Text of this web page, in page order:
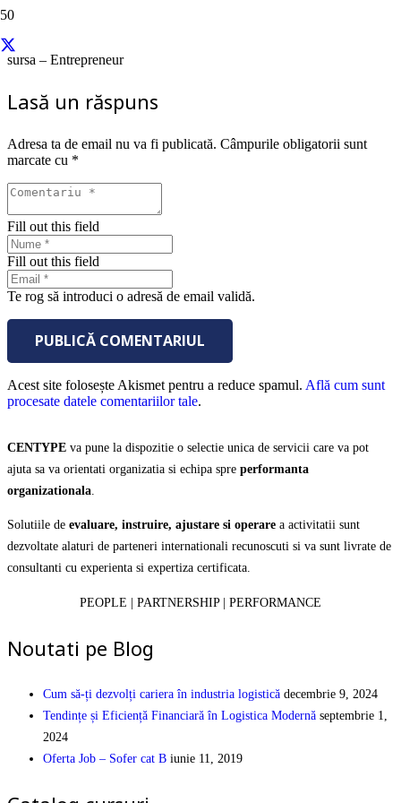
sursa – Entrepreneur
Lasă un răspuns
Adresa ta de email nu va fi publicată. Câmpurile obligatorii sunt
marcate cu *
Fill out this field
Fill out this field
Te rog să introduci o adresă de email validă.
PUBLICĂ COMENTARIUL
Acest site folosește Akismet pentru a reduce spamul. Află cum sunt
procesate datele comentariilor tale.
CENTYPE va pune la dispozitie o selectie unica de servicii care va pot
ajuta sa va orientati organizatia si echipa spre performanta
organizationala
Solutiile de evaluare, instruire, ajustare si operare a activitatii sunt
dezvoltate alaturi de parteneri internationali recunoscuti si va sunt livrate de
consultanti cu experienta si expertiza certificata.
PEOPLE | PARTNERSHIP | PERFORMANCE
Noutati pe Blog
Cum să-ți dezvolți cariera în industria logistică decembrie 9, 2024
Tendințe și Eficiență Financiară în Logistica Modernă septembrie 1,
2024
Oferta Job – Sofer cat B iunie 11, 2019